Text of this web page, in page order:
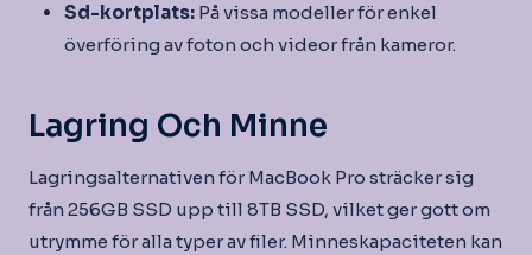
Sd-kortplats: På vissa modeller för enkel
överföring av foton och videor från kameror.
Lagring Och Minne
Lagringsalternativen för MacBook Pro sträcker sig
från 256GB SSD upp till 8TB SSD, vilket ger gott om
utrymme för alla typer av filer. Minneskapaciteten kan